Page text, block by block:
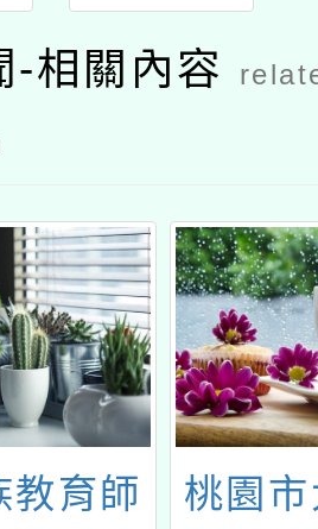
化安全師資
培訓專班」
第1梯次公
-相關內容
園自造
客家